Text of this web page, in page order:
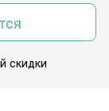
скидки